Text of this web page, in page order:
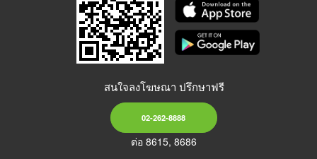
สนใจลงโฆษณา ปรึกษาฟรี
02-262-8888
ต่อ 8615, 8686